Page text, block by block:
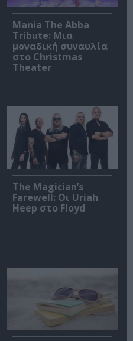
Mania The Abba
Tribute: Μια
μοναδική συναυλία
στο Christmas
Theater
The Magician’s
Farewell: Οι Uriah
Heep στο Floyd